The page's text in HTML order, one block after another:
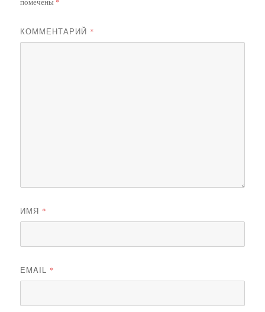
КОММЕНТАРИЙ *
ИМЯ *
EMAIL *